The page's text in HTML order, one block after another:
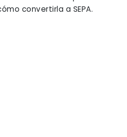
convertirla a SEPA.